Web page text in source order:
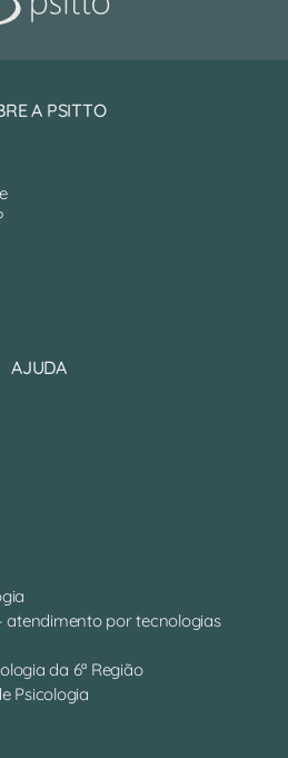
A PSITTO
AJUDA
atendimento por tecnologias
da 6ª Região
Psicologia